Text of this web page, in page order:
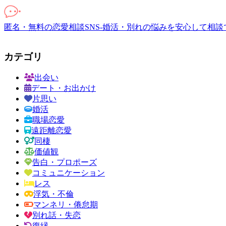
匿名・無料の恋愛相談SNS-婚活・別れの悩みを安心して相
カテゴリ
出会い
デート・お出かけ
片思い
婚活
職場恋愛
遠距離恋愛
同棲
価値観
告白・プロポーズ
コミュニケーション
レス
浮気・不倫
マンネリ・倦怠期
別れ話・失恋